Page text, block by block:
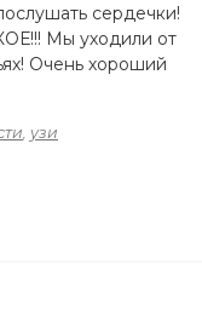
сердечки!
Мы уходили от
Очень хороший
, узи